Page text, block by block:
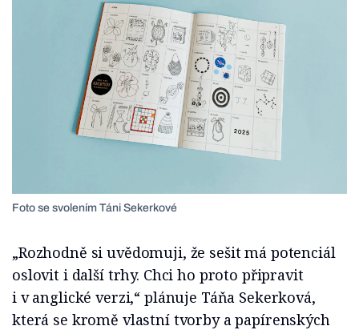
Foto se svolením Táni Sekerkové
„Rozhodně si uvědomuji, že sešit má potenciál
oslovit i další trhy. Chci ho proto připravit
i v anglické verzi,“ plánuje Táňa Sekerková,
která se kromě vlastní tvorby a papírenských